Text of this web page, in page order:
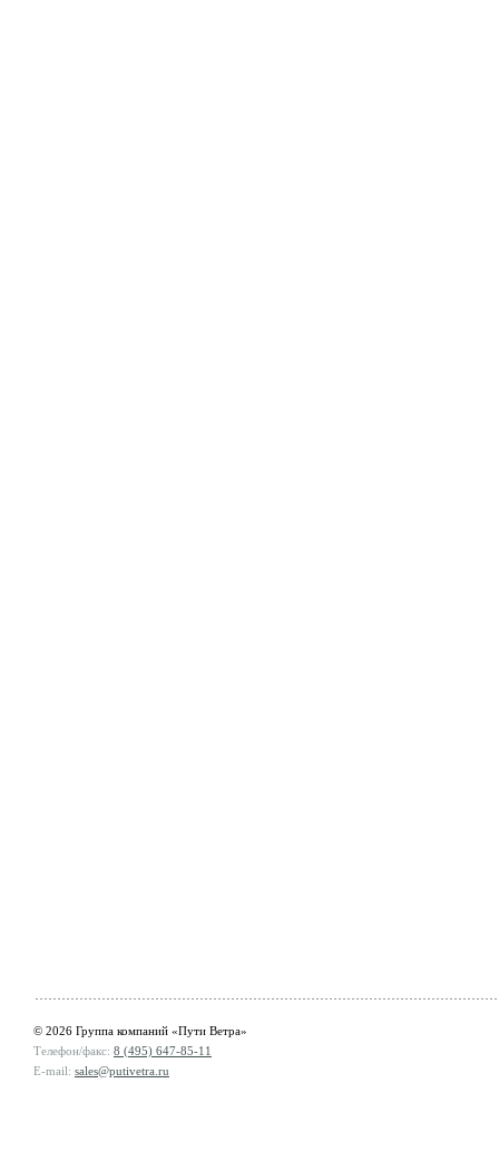
© 2026 Группа компаний «Пути Ветра»
Телефон/факс: 8 (495) 647-85-11
E-mail: sales@putivetra.ru